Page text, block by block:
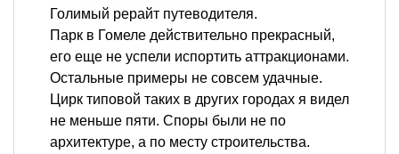
Голимый рерайт путеводителя.
Парк в Гомеле действительно прекрасный,
его еще не успели испортить аттракционами.
Остальные примеры не совсем удачные.
Цирк типовой таких в других городах я видел
не меньше пяти. Споры были не по
архитектуре, а по месту строительства.